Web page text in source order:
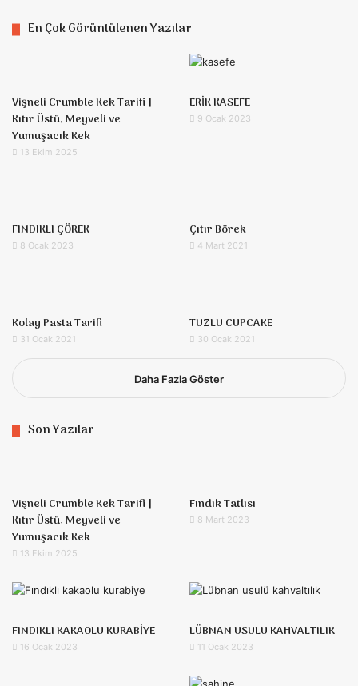
En Çok Görüntülenen Yazılar
Vişneli Crumble Kek Tarifi |
Kıtır Üstü, Meyveli ve
Yumuşacık Kek
13 Ekim 2025
ERİK KASEFE
9 Ocak 2023
FINDIKLI ÇÖREK
8 Ocak 2023
Çıtır Börek
4 Mart 2021
Kolay Pasta Tarifi
31 Ocak 2021
TUZLU CUPCAKE
30 Ocak 2021
Daha Fazla Göster
Son Yazılar
Vişneli Crumble Kek Tarifi |
Kıtır Üstü, Meyveli ve
Yumuşacık Kek
13 Ekim 2025
Fındık Tatlısı
8 Mart 2023
FINDIKLI KAKAOLU KURABİYE
16 Ocak 2023
LÜBNAN USULU KAHVALTILIK
11 Ocak 2023